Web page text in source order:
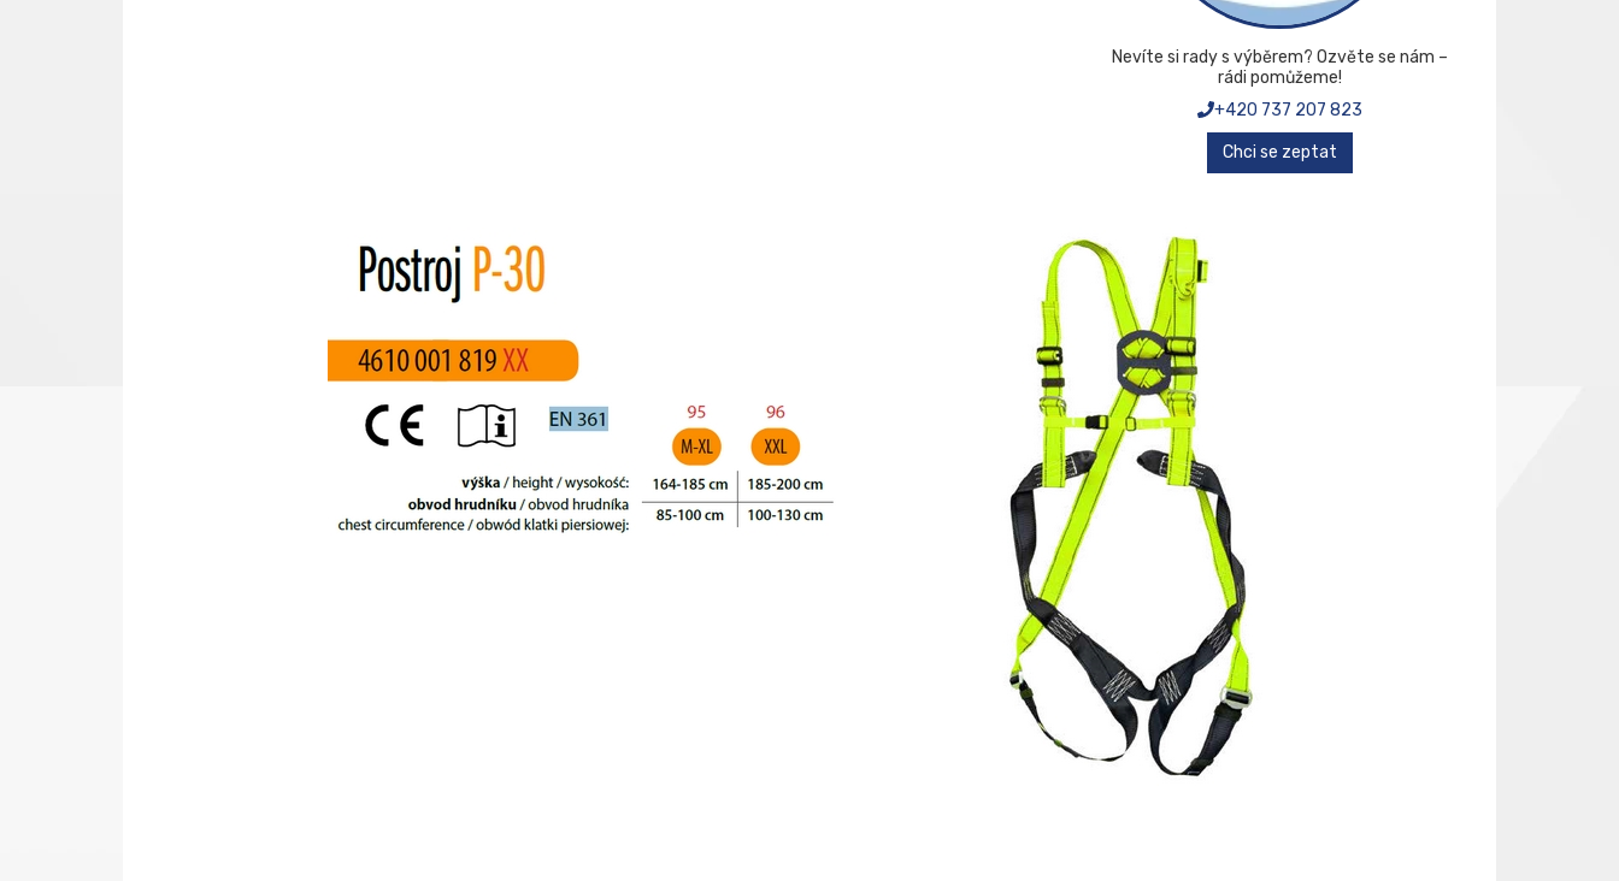
Nevíte si rady s výběrem? Ozvěte se nám –
rádi pomůžeme!
+420 737 207 823
Chci se zeptat